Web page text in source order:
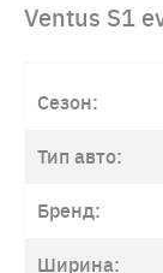
Ventus S1
Сезон:
Тип авто:
Бренд:
Ширина: